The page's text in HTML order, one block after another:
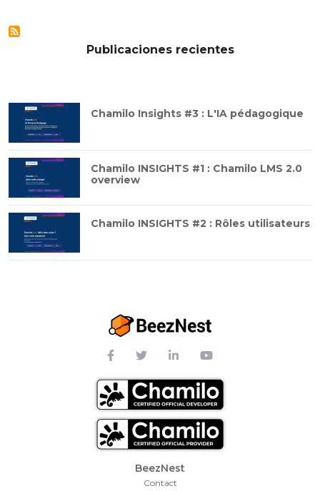
Publicaciones recientes
Chamilo Insights #3 : L'IA pédagogique
Chamilo INSIGHTS #1 : Chamilo LMS 2.0
overview
Chamilo INSIGHTS #2 : Rôles utilisateurs
Footer Menu
BeezNest
Contact